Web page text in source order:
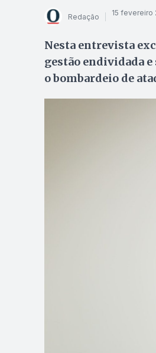
Redação 15 fevereiro
Nesta entrevista
gestão endividada
o bombardeio de